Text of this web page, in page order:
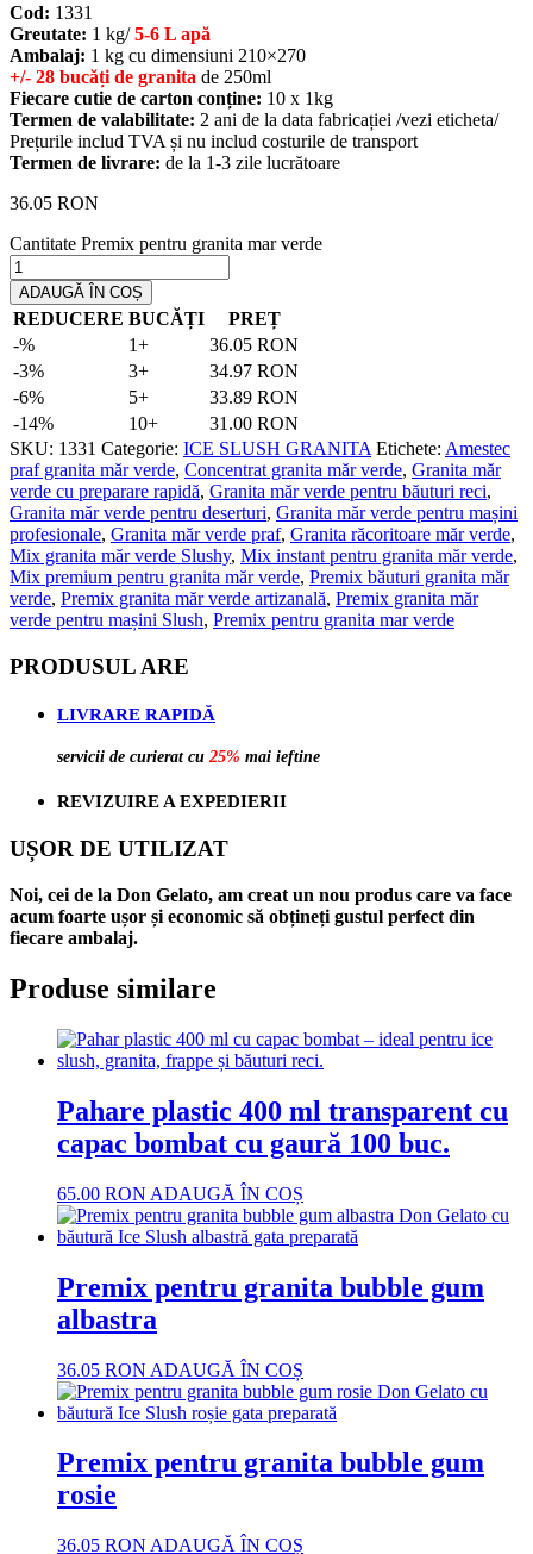
Cod: 1331
Greutate: 1 kg/5-6 L apă
Ambalaj: 1 kg cu dimensiuni 210×270
+/- 28 bucăți de granita de 250ml
Fiecare cutie de carton conține: 10 x 1kg
Termen de valabilitate: 2 ani de la data fabricației /vezi eticheta/
Prețurile includ TVA și nu includ costurile de transport
Termen de livrare: de la 1-3 zile lucrătoare
36.05 RON
Cantitate Premix pentru granita mar verde
ADAUGĂ ÎN COȘ
REDUCERE BUCĂȚI
PREȚ
-%
1+ 36.05 RON
-3%
3+ 34.97 RON
-6%
5+ 33.89 RON
-14%
10+ 31.00 RON
SKU: 1331 Categorie: ICE SLUSH GRANITA Etichete: Amestec
praf granita măr verde, Concentrat granita măr verde, Granita măr
verde cu preparare rapidă, Granita măr verde pentru băuturi reci,
Granita măr verde pentru deserturi, Granita măr verde pentru mașini
profesionale, Granita măr verde praf, Granita răcoritoare măr verde,
Mix granita măr verde Slushy, Mix instant pentru granita măr verde,
Mix premium pentru granita măr verde, Premix băuturi granita măr
verde, Premix granita măr verde artizanală, Premix granita măr
verde pentru mașini Slush, Premix pentru granita mar verde
PRODUSUL ARE
LIVRARE RAPIDĂ
servicii de curierat cu 25% mai ieftine
REVIZUIRE A EXPEDIERII
UȘOR DE UTILIZAT
Noi, cei de la Don Gelato, am creat un nou produs care va face
acum foarte ușor și economic să obțineți gustul perfect din
fiecare ambalaj.
Produse similare
Pahare plastic 400 ml transparent cu
capac bombat cu gaură 100 buc.
65.00 RON ADAUGĂ ÎN COȘ
Premix pentru granita bubble gum
albastra
36.05 RON ADAUGĂ ÎN COȘ
Premix pentru granita bubble gum
rosie
36.05 RON ADAUGĂ ÎN COȘ